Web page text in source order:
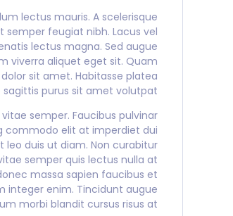
lectus mauris. A scelerisque
semper feugiat nibh. Lacus vel
lectus magna. Sed augue
viverra aliquet eget sit. Quam
sit amet. Habitasse platea
purus sit amet volutpat.
semper. Faucibus pulvinar
commodo elit at imperdiet dui
duis ut diam. Non curabitur
semper quis lectus nulla at
massa sapien faucibus et
integer enim. Tincidunt augue
morbi blandit cursus risus at.